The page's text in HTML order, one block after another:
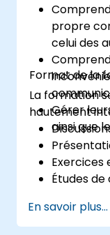
propre
celui des
Gérer
ainsi que
Format de la
La formation
hautement
Exercices
Études de
En savoir plus...